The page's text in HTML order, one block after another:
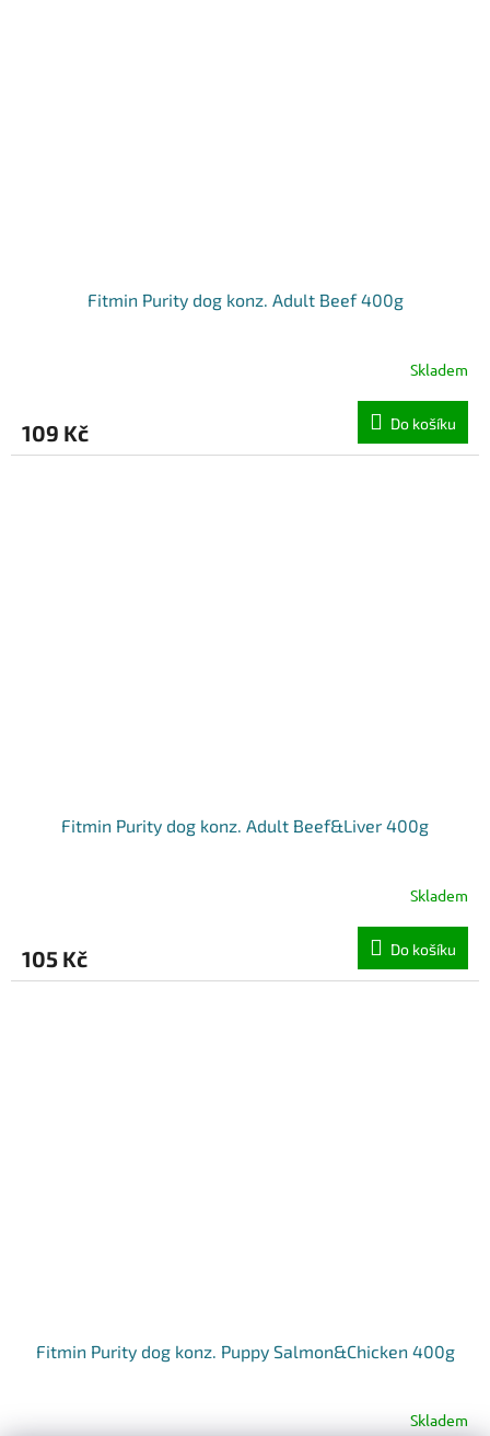
Fitmin Purity dog konz. Adult Beef 400g
Skladem
109 Kč Do košíku
Fitmin Purity dog konz. Adult Beef&Liver 400g
Skladem
105 Kč Do košíku
Fitmin Purity dog konz. Puppy Salmon&Chicken 400g
Skladem